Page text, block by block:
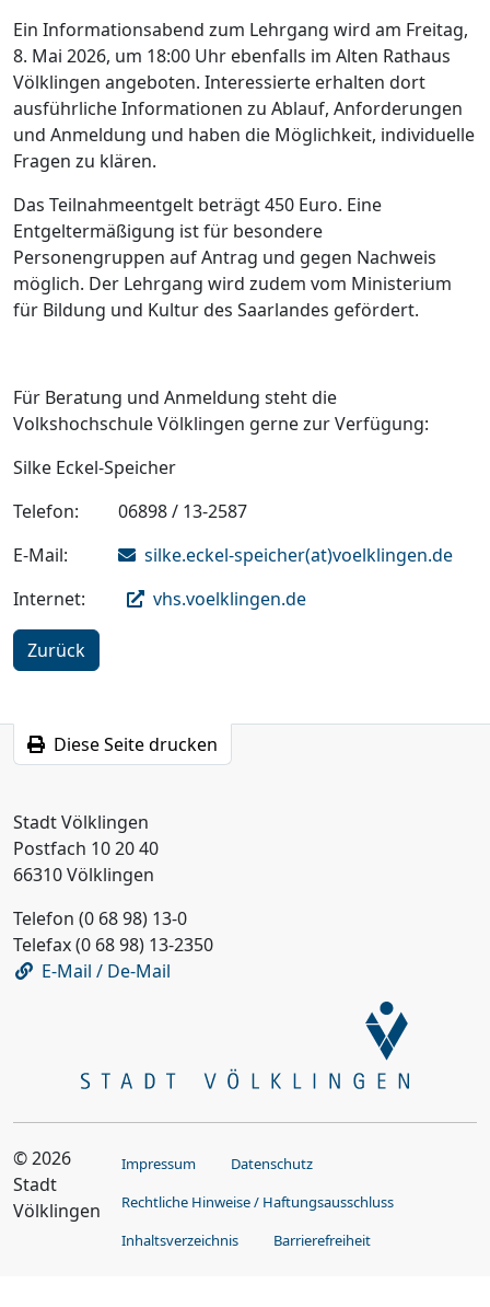
Ein Informationsabend zum Lehrgang wird am Freitag,
8. Mai 2026, um 18:00 Uhr ebenfalls im Alten Rathaus
Völklingen angeboten. Interessierte erhalten dort
ausführliche Informationen zu Ablauf, Anforderungen
und Anmeldung und haben die Möglichkeit, individuelle
Fragen zu klären.
Das Teilnahmeentgelt beträgt 450 Euro. Eine
Entgeltermäßigung ist für besondere
Personengruppen auf Antrag und gegen Nachweis
möglich. Der Lehrgang wird zudem vom Ministerium
für Bildung und Kultur des Saarlandes gefördert.
Für Beratung und Anmeldung steht die
Volkshochschule Völklingen gerne zur Verfügung:
Silke Eckel-Speicher
Telefon: 06898 / 13-2587
E-Mail:
silke.eckel-speicher(at)voelklingen.de
Internet:
vhs.voelklingen.de
Zurück
Diese Seite drucken
Stadt Völklingen
Postfach 10 20 40
66310 Völklingen
Telefon (0 68 98) 13-0
Telefax (0 68 98) 13-2350
E-Mail / De-Mail
© 2026
Stadt
Völklingen
Impressum
Datenschutz
Rechtliche Hinweise / Haftungsausschluss
Inhaltsverzeichnis
Barrierefreiheit